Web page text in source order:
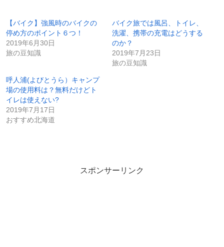
【バイク】強風時のバイクの
停め方のポイント６つ！
2019年6月30日
旅の豆知識
バイク旅では風呂、トイレ、
洗濯、携帯の充電はどうする
のか？
2019年7月23日
旅の豆知識
呼人浦(よびとうら）キャンプ
場の使用料は？無料だけどト
イレは使えない?
2019年7月17日
おすすめ北海道
スポンサーリンク